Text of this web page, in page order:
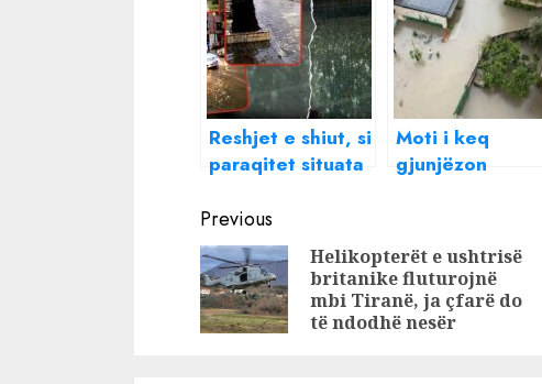
Reshjet e shiut, si
paraqitet situata
Bllokohet rruga
Skuraj-Burrel,
përmbytje në
Mirditë
Moti i keq
gjunjëzon
ndërprerje
energjie
elektrike
Continue
Reading
Previous
Helikopterët e ushtrisë
britanike fluturojnë
mbi Tiranë, ja çfarë do
të ndodhë nesër